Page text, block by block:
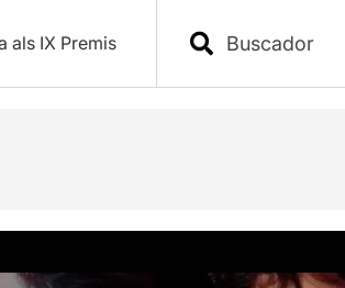
als IX Premis